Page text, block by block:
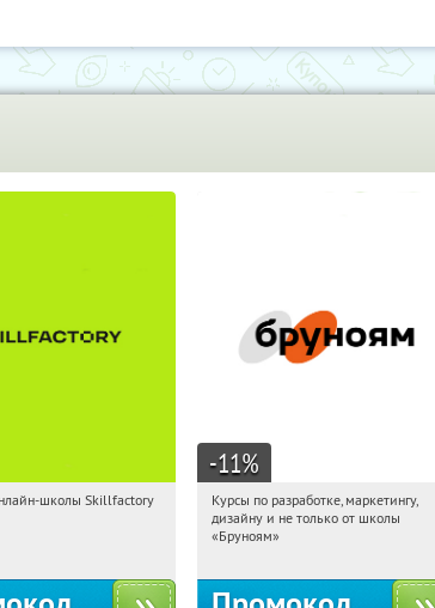
Получи первым!
школы Skillfactory
-11%
02:44:25
Получи первым!
Россия
Курсы по разработке, маркетингу,
дизайну и не только от школы
«Бруноям»